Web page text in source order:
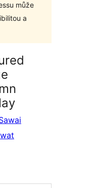
může
a